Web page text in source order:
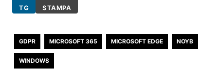
TG STAMPA
GDPR MICROSOFT 365 MICROSOFT EDGE NOYB
WINDOWS